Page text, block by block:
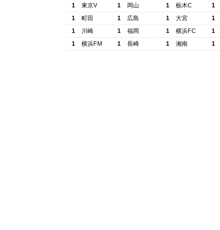
1
東京V 1
岡山
1
町田 1
広島
1
川崎 1
福岡
1
横浜FM 1 長崎
1
栃木C
1
1
大宮
1
1
横浜FC
1
1
湘南 1